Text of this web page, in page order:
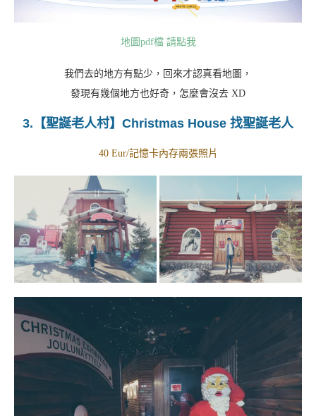
地圖pdf檔 請點我
我們去的地方有點少，回來才認真看地圖，
發現有幾個地方也好奇，怎麼會沒去 XD
3.【聖誕老人村】Christmas House 找聖誕老人
40 Eur/記憶卡內存兩張照片